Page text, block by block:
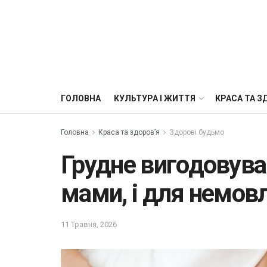
ГОЛОВНА КУЛЬТУРА І ЖИТТЯ КРАСА ТА
Головна Краса та здоров’я Здорові будьмо
Грудне
мами, і для
11 Травня, 2026